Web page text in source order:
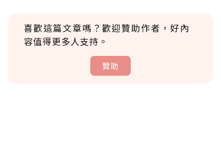
喜歡這篇文章嗎？歡迎贊助作者，好內
容值得更多人支持。
贊助